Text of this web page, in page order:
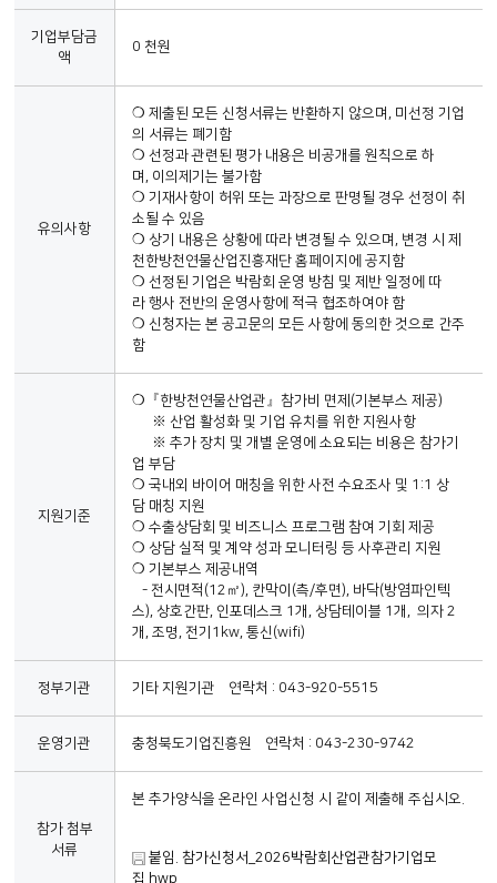
기업부담금
액
0 천원
유의사항
❍ 제출된 모든 신청서류는 반환하지 않으며, 미선정 기업
의 서류는 폐기함
❍ 선정과 관련된 평가 내용은 비공개를 원칙으로 하
며, 이의제기는 불가함
❍ 기재사항이 허위 또는 과장으로 판명될 경우 선정이 취
소될 수 있음
❍ 상기 내용은 상황에 따라 변경될 수 있으며, 변경 시 제
천한방천연물산업진흥재단 홈페이지에 공지함
❍ 선정된 기업은 박람회 운영 방침 및 제반 일정에 따
라 행사 전반의 운영사항에 적극 협조하여야 함
❍ 신청자는 본 공고문의 모든 사항에 동의한 것으로 간주
함
지원기준
❍『한방천연물산업관』참가비 면제(기본부스 제공)
※ 산업 활성화 및 기업 유치를 위한 지원사항
※ 추가 장치 및 개별 운영에 소요되는 비용은 참가기
업 부담
❍ 국내외 바이어 매칭을 위한 사전 수요조사 및 1:1 상
담 매칭 지원
❍ 수출상담회 및 비즈니스 프로그램 참여 기회 제공
❍ 상담 실적 및 계약 성과 모니터링 등 사후관리 지원
❍ 기본부스 제공내역
- 전시면적(12㎡), 칸막이(측/후면), 바닥(방염파인텍
스), 상호간판, 인포데스크 1개, 상담테이블 1개, 의자 2
개, 조명, 전기1kw, 통신(wifi)
정부기관 기타 지원기관 연락처 : 043-920-5515
운영기관 충청북도기업진흥원 연락처 : 043-230-9742
참가 첨부
서류
본 추가양식을 온라인 사업신청 시 같이 제출해 주십시오.
붙임. 참가신청서_2026박람회산업관참가기업모
집.hwp